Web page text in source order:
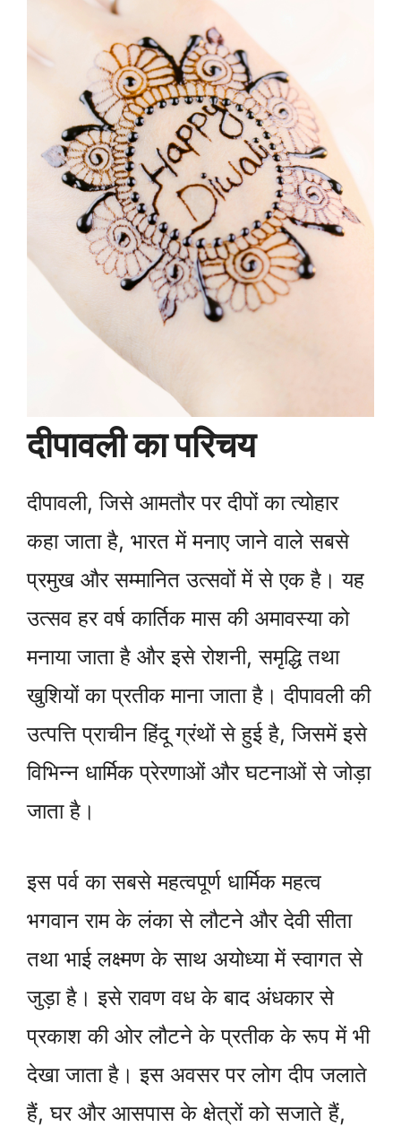
दीपावली का परिचय
दीपावली, जिसे आमतौर पर दीपों का त्योहार
कहा जाता है, भारत में मनाए जाने वाले सबसे
प्रमुख और सम्मानित उत्सवों में से एक है। यह
उत्सव हर वर्ष कार्तिक मास की अमावस्या को
मनाया जाता है और इसे रोशनी, समृद्धि तथा
खुशियों का प्रतीक माना जाता है। दीपावली की
उत्पत्ति प्राचीन हिंदू ग्रंथों से हुई है, जिसमें इसे
विभिन्न धार्मिक प्रेरणाओं और घटनाओं से जोड़ा
जाता है।
इस पर्व का सबसे महत्वपूर्ण धार्मिक महत्व
भगवान राम के लंका से लौटने और देवी सीता
तथा भाई लक्ष्मण के साथ अयोध्या में स्वागत से
जुड़ा है। इसे रावण वध के बाद अंधकार से
प्रकाश की ओर लौटने के प्रतीक के रूप में भी
देखा जाता है। इस अवसर पर लोग दीप जलाते
हैं, घर और आसपास के क्षेत्रों को सजाते हैं,